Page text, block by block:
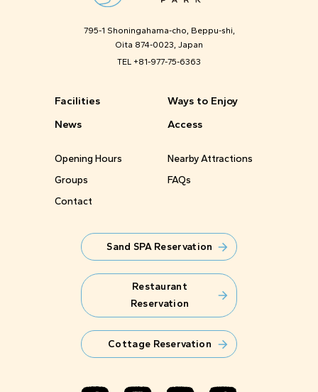
795-1 Shoningahama-cho, Beppu-shi,
Oita 874-0023, Japan
TEL +81-977-75-6363
Facilities
Ways to Enjoy
News
Access
Opening Hours
Nearby Attractions
Groups
FAQs
Contact
Sand SPA Reservation
Restaurant
Reservation
Cottage Reservation